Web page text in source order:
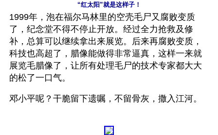
“红太阳”就是这样子！
1999年，泡在福尔马林里的空壳毛尸又腐败变质
了，纪念堂不得不停止开放。经过全力抢救及修
补，总算可以继续拿出来展览。后来再腐败变质，
科技也高超了，腊像能做得非常逼真，这样一来就
展览毛腊像了，让所有处理毛尸的技术专家都大大
的松了一口气。
邓小平呢？干脆留下遗嘱，不留骨灰，撒入江河。